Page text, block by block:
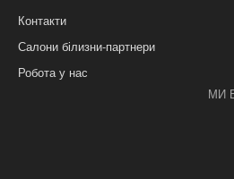
Контакти
Салони білизни-партнери
Робота у нас
МИ